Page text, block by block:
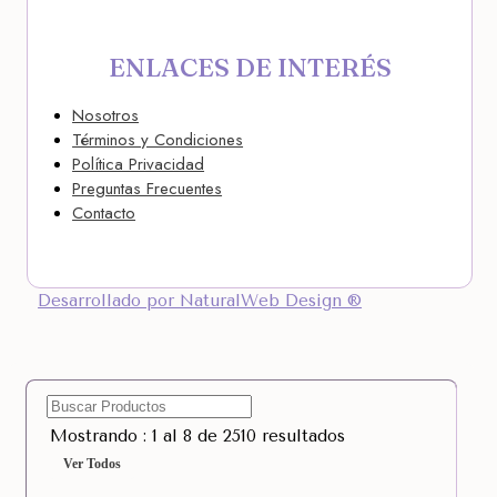
ENLACES DE INTERÉS
Nosotros
Términos y Condiciones
Política Privacidad
Preguntas Frecuentes
Contacto
Desarrollado por NaturalWeb Design ®
Mostrando : 1 al 8 de 2510 resultados
Ver Todos